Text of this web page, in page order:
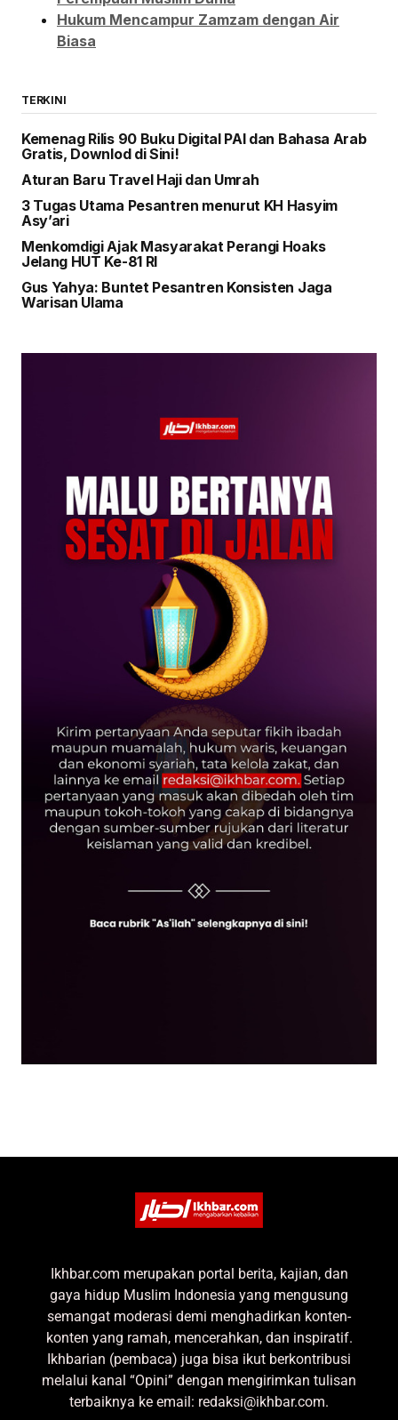
Hukum Mencampur Zamzam dengan Air
Biasa
TERKINI
Kemenag Rilis 90 Buku Digital PAI dan Bahasa Arab
Gratis, Downlod di Sini!
Aturan Baru Travel Haji dan Umrah
3 Tugas Utama Pesantren menurut KH Hasyim
Asy’ari
Menkomdigi Ajak Masyarakat Perangi Hoaks
Jelang HUT Ke-81 RI
Gus Yahya: Buntet Pesantren Konsisten Jaga
Warisan Ulama
Ikhbar.com merupakan portal berita, kajian, dan
gaya hidup Muslim Indonesia yang mengusung
semangat moderasi demi menghadirkan konten-
konten yang ramah, mencerahkan, dan inspiratif.
Ikhbarian (pembaca) juga bisa ikut berkontribusi
melalui kanal “Opini” dengan mengirimkan tulisan
terbaiknya ke email: redaksi@ikhbar.com.